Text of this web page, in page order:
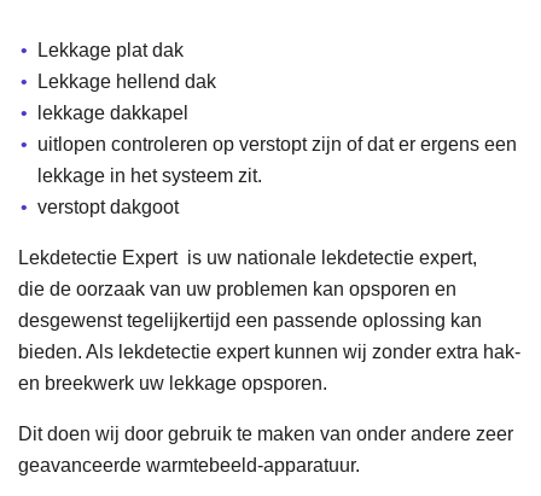
Lekkage plat dak
Lekkage hellend dak
lekkage dakkapel
uitlopen controleren op verstopt zijn of dat er ergens een
lekkage in het systeem zit.
verstopt dakgoot
Lekdetectie Expert is uw nationale lekdetectie expert,
die de oorzaak van uw problemen kan opsporen en
desgewenst tegelijkertijd een passende oplossing kan
bieden. Als lekdetectie expert kunnen wij zonder extra hak-
en breekwerk uw lekkage opsporen.
Dit doen wij door gebruik te maken van onder andere zeer
geavanceerde warmtebeeld-apparatuur.